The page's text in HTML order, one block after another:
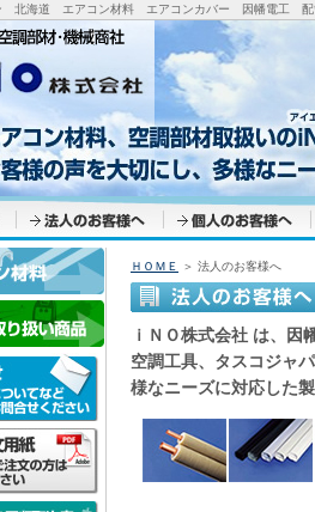
海道 エアコン材料 エアコンカバー 因幡電工
ＨＯＭＥ ＞ 法人のお客様へ
ｉＮＯ株式会社 は、因
空調工具、タスコジャ
様なニーズに対応した